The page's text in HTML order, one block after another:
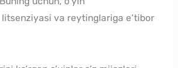
va reytinglariga e’tibor